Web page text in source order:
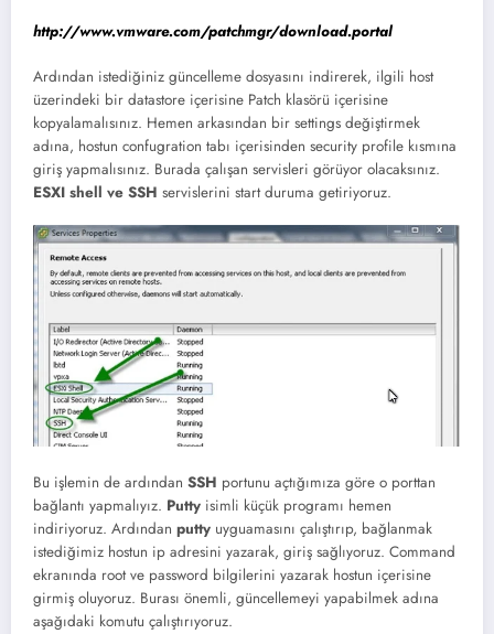
http://www.vmware.com/patchmgr/download.portal
Ardından istediğiniz güncelleme dosyasını indirerek, ilgili host
üzerindeki bir datastore içerisine Patch klasörü içerisine
kopyalamalısınız. Hemen arkasından bir settings değiştirmek
adına, hostun confugration tabı içerisinden security profile kısmına
giriş yapmalısınız. Burada çalışan servisleri görüyor olacaksınız.
ESXI shell ve SSH servislerini start duruma getiriyoruz.
Bu işlemin de ardından SSH portunu açtığımıza göre o porttan
bağlantı yapmalıyız. Putty isimli küçük programı hemen
indiriyoruz. Ardından putty uyguamasını çalıştırıp, bağlanmak
istediğimiz hostun ip adresini yazarak, giriş sağlıyoruz. Command
ekranında root ve password bilgilerini yazarak hostun içerisine
girmiş oluyoruz. Burası önemli, güncellemeyi yapabilmek adına
aşağıdaki komutu çalıştırıyoruz.